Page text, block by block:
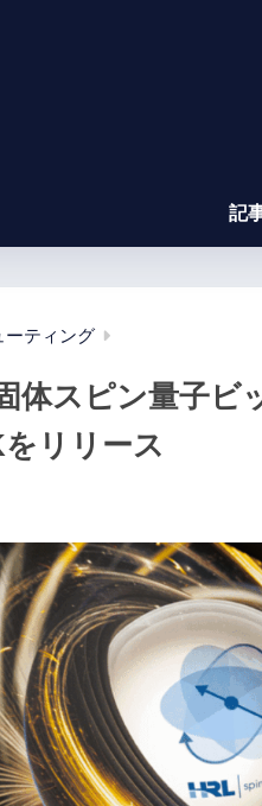
記
ーティング
体スピン量子ビ
リリース